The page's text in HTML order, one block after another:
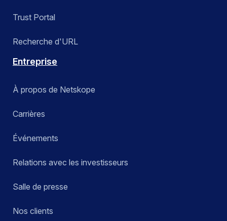
Trust Portal
Recherche d'URL
Entreprise
À propos de Netskope
Carrières
Événements
Relations avec les investisseurs
Salle de presse
Nos clients